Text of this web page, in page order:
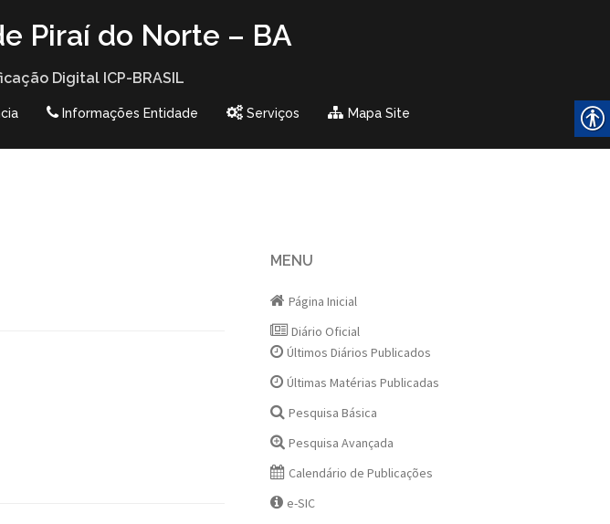
Piraí do Norte – BA
Digital ICP-BRASIL
Informações Entidade Serviços Mapa Site
MENU
Página Inicial
Diário Oficial
Últimos Diários Publicados
Últimas Matérias Publicadas
Pesquisa Básica
Pesquisa Avançada
Calendário de Publicações
e-SIC